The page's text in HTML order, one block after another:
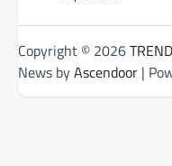
Copyright © 2026
News byAscendoor |